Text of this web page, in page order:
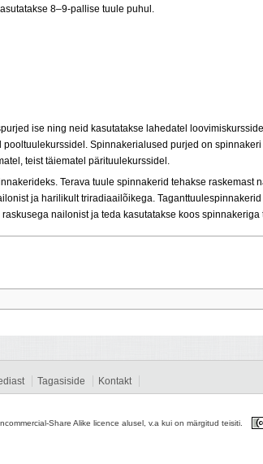
8–9-pallise tuule puhul.
ise ning neid kasutatakse lahedatel
pooltuulekurssidel. Spinnakerialused purjed on
teist täiematel pärituulekurssidel.
Terava tuule spinnakerid tehakse raskemast
ja harilikult triradiaailõikega.
nailonist ja teda kasutatakse koos
Tagasiside Kontakt
Share Alike licence alusel, v.a kui on märgitud teisiti.